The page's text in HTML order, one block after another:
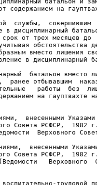
содержанием на
службы,  совершившим
в дисциплинарный
срок от трех месяцев
обстоятельства
вместо лишения
в дисциплинарный
батальон вместо
ранее отбывавшим
работы  без
на гауптвахте
внесенными
Совета РСФСР,
Верховного
внесенными
Совета РСФСР,
Верховного
трудовой